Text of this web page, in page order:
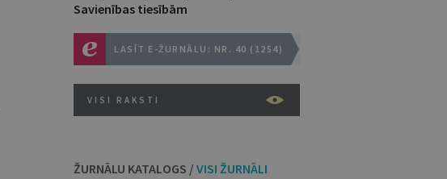
Savienības tiesībām
LASĪT E-ŽURNĀLU: NR. 40 (1254)
VISI RAKSTI
ŽURNĀLU KATALOGS / VISI ŽURNĀLI